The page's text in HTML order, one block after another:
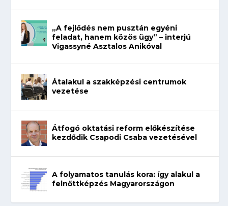
„A fejlődés nem pusztán egyéni
feladat, hanem közös ügy” – interjú
Vigassyné Asztalos Anikóval
Átalakul a szakképzési centrumok
vezetése
Átfogó oktatási reform előkészítése
kezdődik Csapodi Csaba vezetésével
A folyamatos tanulás kora: így alakul a
felnőttképzés Magyarországon